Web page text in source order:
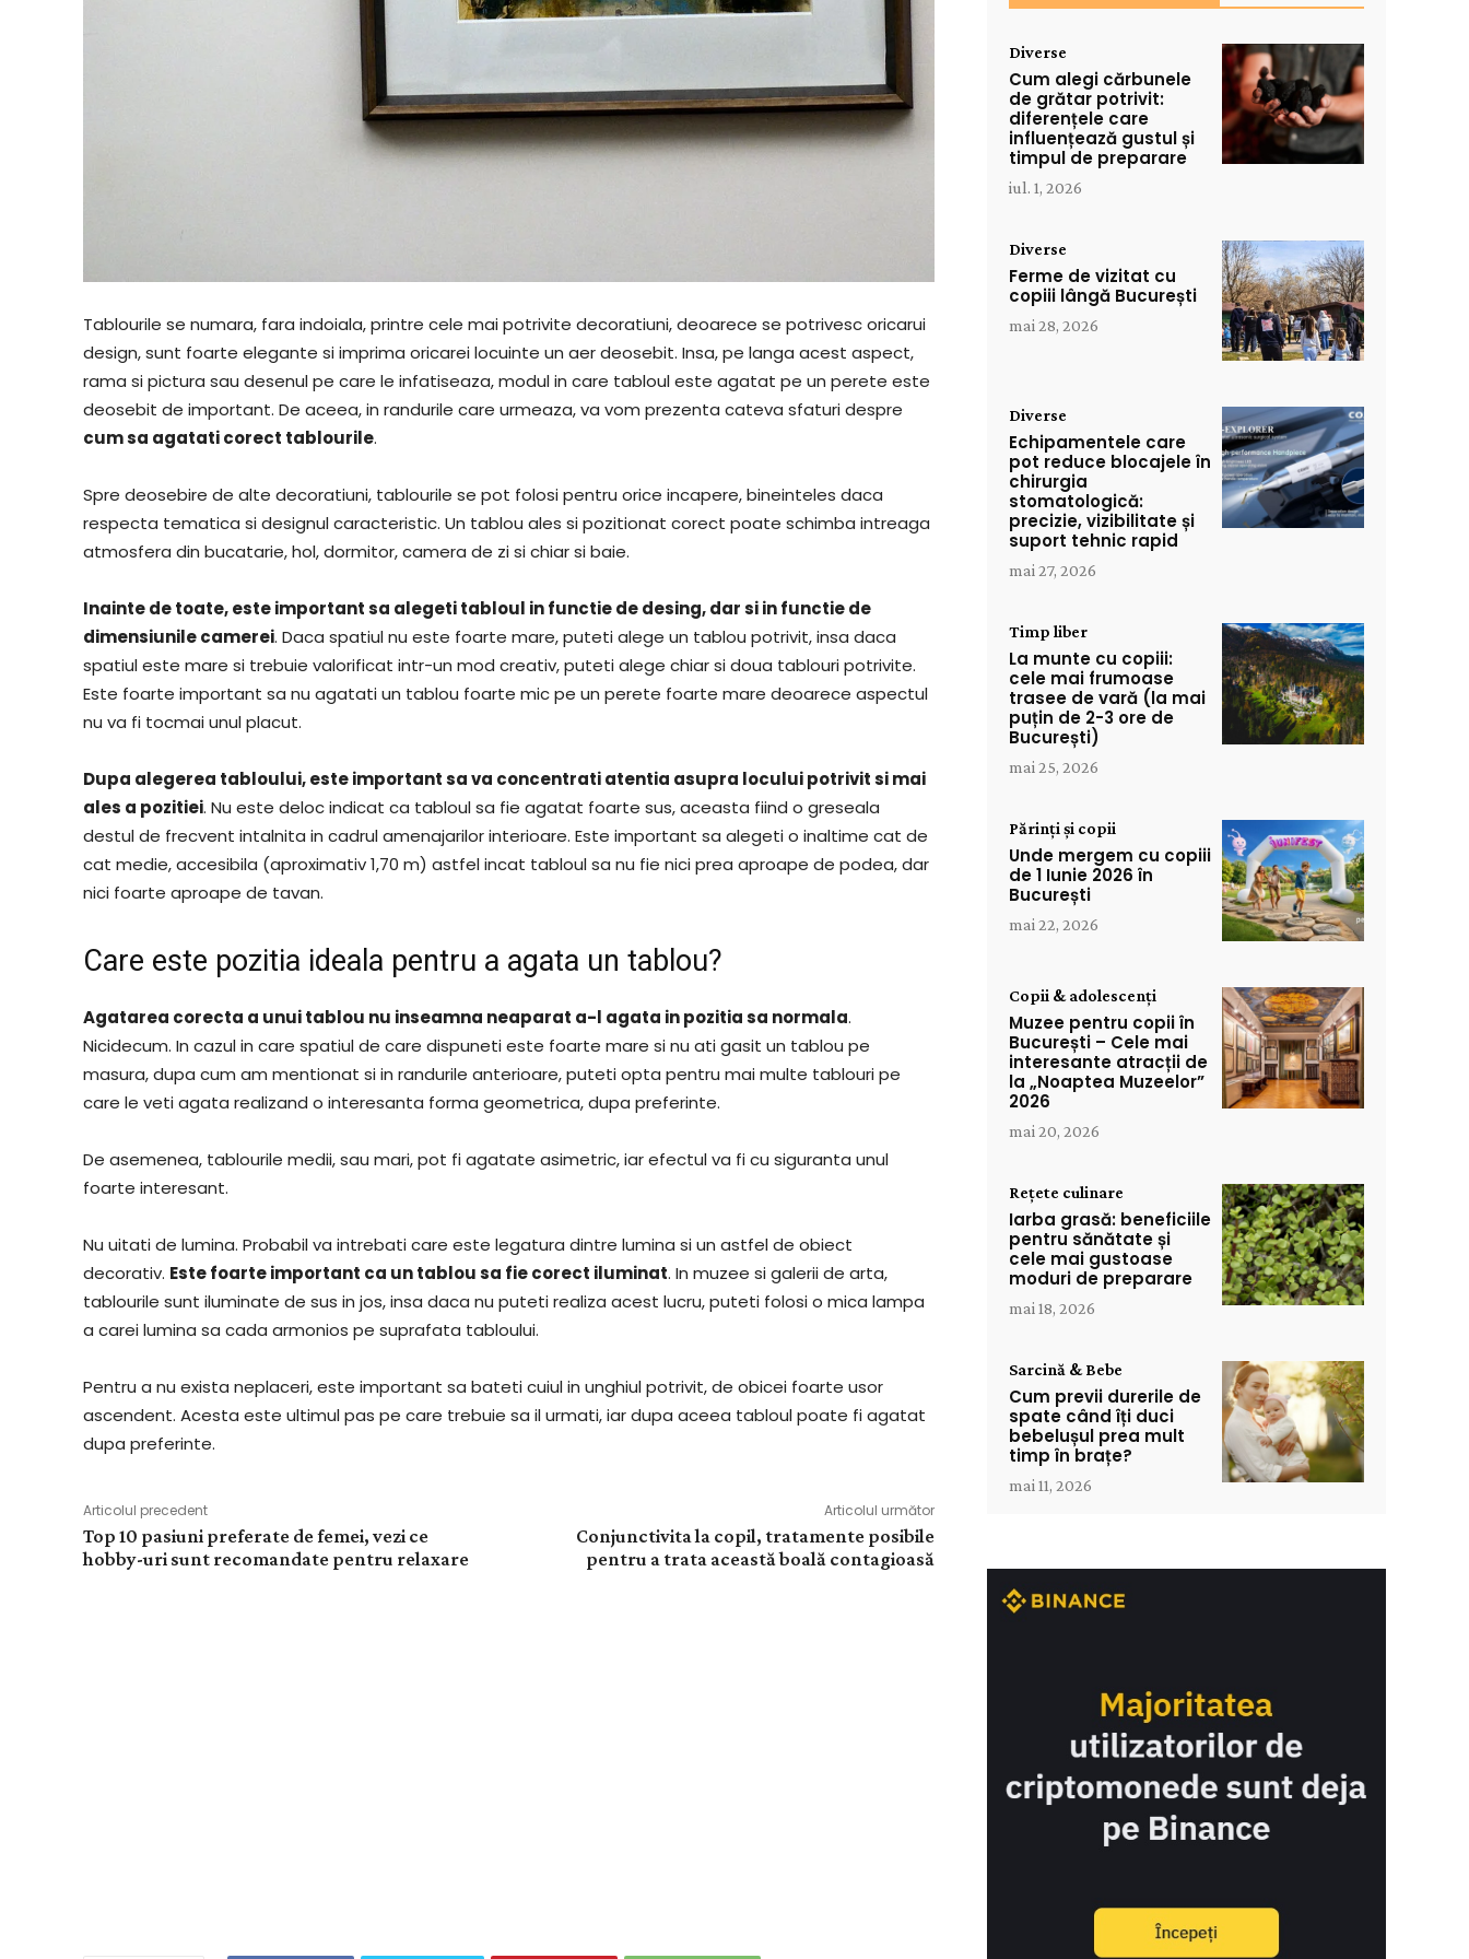
Tablourile se numara, fara indoiala, printre cele mai potrivite decoratiuni, deoarece se potrivesc oricarui
design, sunt foarte elegante si imprima oricarei locuinte un aer deosebit. Insa, pe langa acest aspect,
rama si pictura sau desenul pe care le infatiseaza, modul in care tabloul este agatat pe un perete este
deosebit de important. De aceea, in randurile care urmeaza, va vom prezenta cateva sfaturi despre
cum sa agatati corect tablourile.
Spre deosebire de alte decoratiuni, tablourile se pot folosi pentru orice incapere, bineinteles daca
respecta tematica si designul caracteristic. Un tablou ales si pozitionat corect poate schimba intreaga
atmosfera din bucatarie, hol, dormitor, camera de zi si chiar si baie.
Inainte de toate, este important sa alegeti tabloul in functie de desing, dar si in functie de
dimensiunile camerei. Daca spatiul nu este foarte mare, puteti alege un tablou potrivit, insa daca
spatiul este mare si trebuie valorificat intr-un mod creativ, puteti alege chiar si doua tablouri potrivite.
Este foarte important sa nu agatati un tablou foarte mic pe un perete foarte mare deoarece aspectul
nu va fi tocmai unul placut.
Dupa alegerea tabloului, este important sa va concentrati atentia asupra locului potrivit si mai
ales a pozitiei. Nu este deloc indicat ca tabloul sa fie agatat foarte sus, aceasta fiind o greseala
destul de frecvent intalnita in cadrul amenajarilor interioare. Este important sa alegeti o inaltime cat de
cat medie, accesibila (aproximativ 1,70 m) astfel incat tabloul sa nu fie nici prea aproape de podea, dar
nici foarte aproape de tavan.
Care este pozitia ideala pentru a agata un tablou?
Agatarea corecta a unui tablou nu inseamna neaparat a-l agata in pozitia sa normala.
Nicidecum. In cazul in care spatiul de care dispuneti este foarte mare si nu ati gasit un tablou pe
masura, dupa cum am mentionat si in randurile anterioare, puteti opta pentru mai multe tablouri pe
care le veti agata realizand o interesanta forma geometrica, dupa preferinte.
De asemenea, tablourile medii, sau mari, pot fi agatate asimetric, iar efectul va fi cu siguranta unul
foarte interesant.
Nu uitati de lumina. Probabil va intrebati care este legatura dintre lumina si un astfel de obiect
decorativ. Este foarte important ca un tablou sa fie corect iluminat. In muzee si galerii de arta,
tablourile sunt iluminate de sus in jos, insa daca nu puteti realiza acest lucru, puteti folosi o mica lampa
a carei lumina sa cada armonios pe suprafata tabloului.
Pentru a nu exista neplaceri, este important sa bateti cuiul in unghiul potrivit, de obicei foarte usor
ascendent. Acesta este ultimul pas pe care trebuie sa il urmati, iar dupa aceea tabloul poate fi agatat
dupa preferinte.
Articolul precedent
Top 10 pasiuni preferate de femei, vezi ce
hobby-uri sunt recomandate pentru relaxare
Articolul următor
Conjunctivita la copil, tratamente posibile
pentru a trata această boală contagioasă
Diverse
Cum alegi cărbunele
de grătar potrivit:
diferențele care
influențează gustul și
timpul de preparare
iul. 1, 2026
Diverse
Ferme de vizitat cu
copiii lângă București
mai 28, 2026
Diverse
Echipamentele care
pot reduce blocajele în
chirurgia
stomatologică:
precizie, vizibilitate și
suport tehnic rapid
mai 27, 2026
Timp liber
La munte cu copiii:
cele mai frumoase
trasee de vară (la mai
puțin de 2-3 ore de
București)
mai 25, 2026
Părinți și copii
Unde mergem cu copiii
de 1 Iunie 2026 în
București
mai 22, 2026
Copii & adolescenți
Muzee pentru copii în
București – Cele mai
interesante atracții de
la „Noaptea Muzeelor”
2026
mai 20, 2026
Rețete culinare
Iarba grasă: beneficiile
pentru sănătate și
cele mai gustoase
moduri de preparare
mai 18, 2026
Sarcină & Bebe
Cum previi durerile de
spate când îți duci
bebelușul prea mult
timp în brațe?
mai 11, 2026